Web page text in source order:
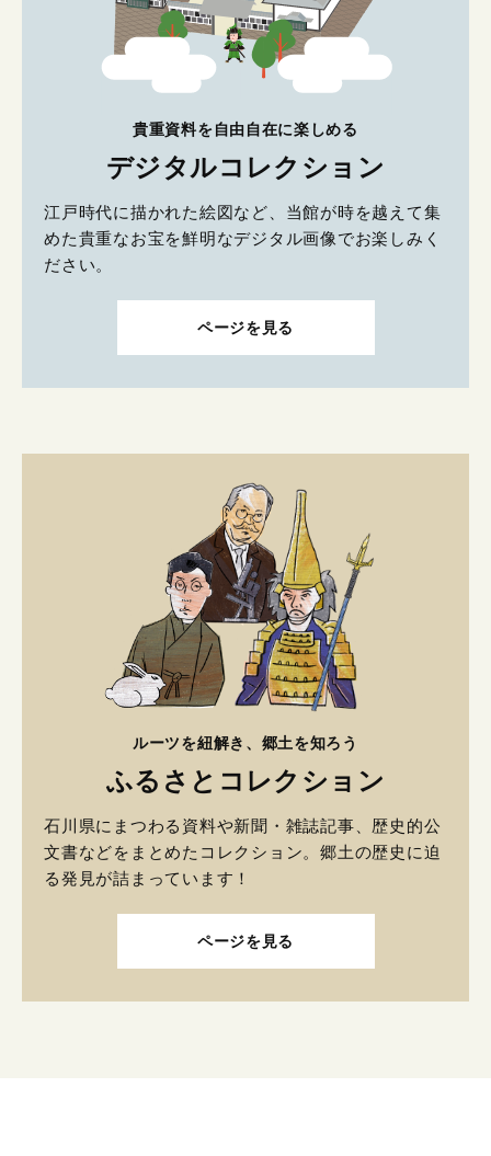
貴重資料を自由自在に楽しめる
デジタルコレクション
江戸時代に描かれた絵図など、当館が時を越えて集
めた貴重なお宝を鮮明なデジタル画像でお楽しみく
ださい。
ページを見る
ルーツを紐解き、郷土を知ろう
ふるさとコレクション
石川県にまつわる資料や新聞・雑誌記事、歴史的公
文書などをまとめたコレクション。郷土の歴史に迫
る発見が詰まっています！
ページを見る